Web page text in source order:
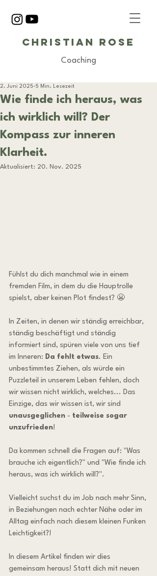
Christian Rose
Coaching
Wie finde ich heraus, was
ich wirklich will? Der
Kompass zur inneren
Klarheit.
2. Juni 2025 5 Min. Lesezeit
Aktualisiert: 20. Nov. 2025
Fühlst du dich manchmal wie in einem
fremden Film, in dem du die Hauptrolle
spielst, aber keinen Plot findest? 😬
In Zeiten, in denen wir ständig erreichbar,
ständig beschäftigt und ständig
informiert sind, spüren viele von uns tief
im Inneren: Da fehlt etwas. Ein
unbestimmtes Ziehen, als würde ein
Puzzleteil in unserem Leben fehlen, doch
wir wissen nicht wirklich, welches... Das
Einzige, das wir wissen ist, wir sind
unausgeglichen - teilweise sogar
unzufrieden!
Da kommen schnell die Fragen auf: "Was
brauche ich eigentlich?" und "Wie finde ich
heraus, was ich wirklich will?".
Vielleicht suchst du im Job nach mehr Sinn,
in Beziehungen nach echter Nähe oder im
Alltag einfach nach diesem kleinen Funken
Leichtigkeit?!
In diesem Artikel finden wir dies
gemeinsam heraus! Statt dich mit neuen